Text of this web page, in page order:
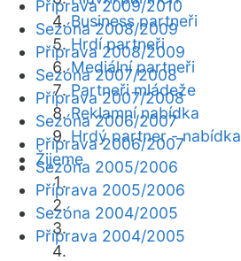
Business partneři
Hrdí partneři
Mediální partneři
Partneři mládeže
Reklamní nabídka
Hrdý partner - nabídka
Žijeme
Příprava 2009/2010
Sezóna 2008/2009
Příprava 2008/2009
Sezóna 2007/2008
Příprava 2007/2008
Sezóna 2006/2007
Příprava 2006/2007
Sezóna 2005/2006
Příprava 2005/2006
Sezóna 2004/2005
Příprava 2004/2005